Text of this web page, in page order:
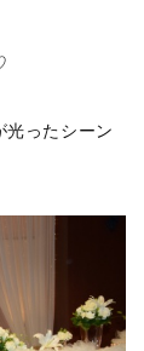
光ったシーン